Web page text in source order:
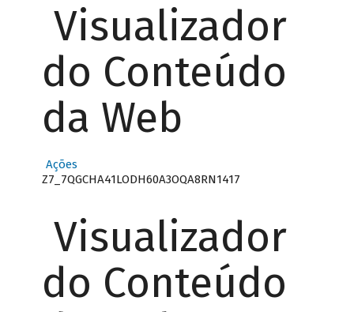
Visualizador
do Conteúdo
da Web
Ações
Z7_7QGCHA41LODH60A3OQA8RN1417
Visualizador
do Conteúdo